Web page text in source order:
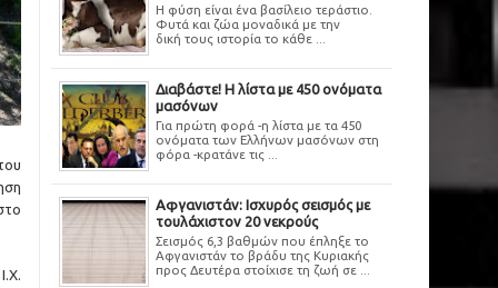
Η φύση είναι ένα βασίλειο τεράστιο.
Φυτά και ζώα μοναδικά με την
δική τους ιστορία το κάθε ...
Διαβάστε! Η λίστα με 450 ονόματα
μασόνων
Για πρώτη φορά -η λίστα με τα 450
ονόματα των Ελλήνων μασόνων στη
φόρα -κρατάνε τις ...
Αφγανιστάν: Ισχυρός σεισμός με
τουλάχιστον 20 νεκρούς
Σεισμός 6,3 βαθμών που έπληξε το
Αφγανιστάν το βράδυ της Κυριακής
προς Δευτέρα στοίχισε τη ζωή σε ...